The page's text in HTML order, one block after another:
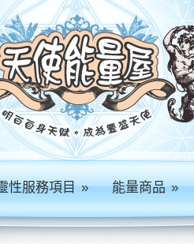
性服務項目» 能量商品»